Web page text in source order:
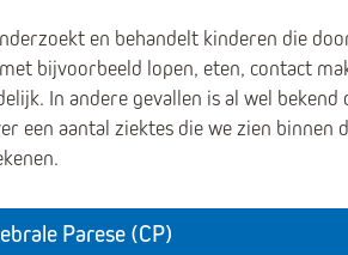
en behandelt kinderen die
bijvoorbeeld lopen, eten, contact
In andere gevallen is al wel
een aantal ziektes die we zien
Parese (CP)